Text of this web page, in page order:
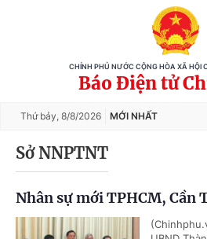
CHÍNH PHỦ NƯỚC CỘNG HÒA XÃ HỘI
Báo Điện tử
Thứ bảy, 8/8/2026 MỚI NHẤT
Sở NNPTNT
Nhân sự mới TPHCM, Cần